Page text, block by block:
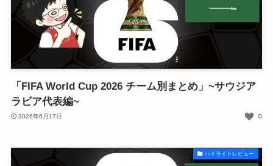
「FIFA World Cup 2026 チーム別まとめ」~サウジア
ラビア代表編~
2026年6月17日 0
ハイライトレビュー